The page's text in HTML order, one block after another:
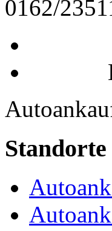
0162/
Standorte